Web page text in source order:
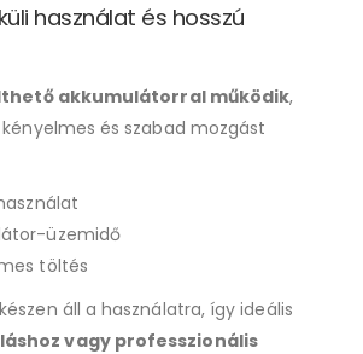
használat és hosszú
akkumulátorral működik,
és szabad mozgást
üzemidő
töltés
áll a használatra, így ideális
vagy professzionális